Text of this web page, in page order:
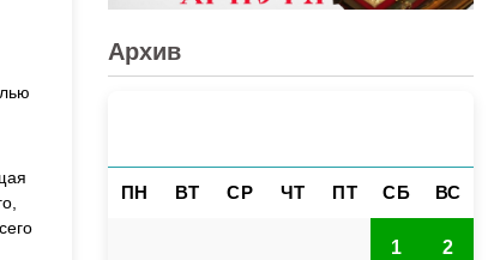
Архив
ПН ВТ СР ЧТ ПТ СБ ВС
1 2